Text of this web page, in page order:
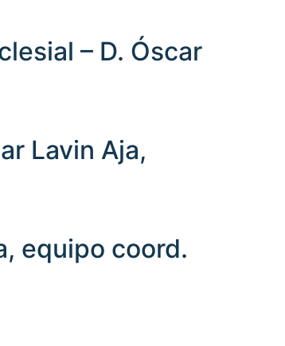
– D. Óscar
Lavin Aja,
equipo coord.